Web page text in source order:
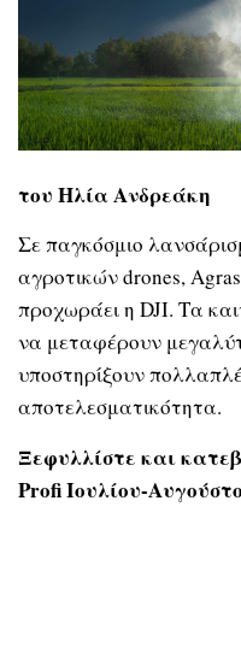
του Ηλία Ανδρεάκη
Σε παγκόσμιο
αγροτικών drones,
προχωράει η DJI. Τα
να μεταφέρουν
υποστηρίξουν
αποτελεσματικότητα.
Ξεφυλλίστε και
Profi Ιουλίου-